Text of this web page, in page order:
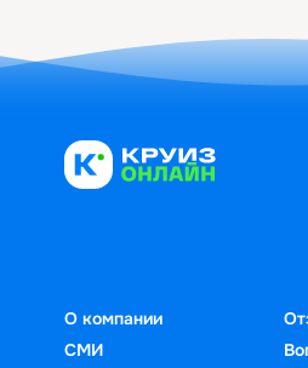
О компании
СМИ